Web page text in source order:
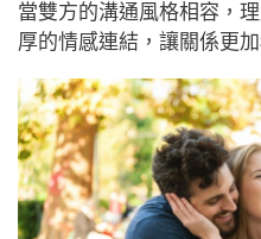
當雙方的溝通風格相容，
厚的情感連結，讓關係更